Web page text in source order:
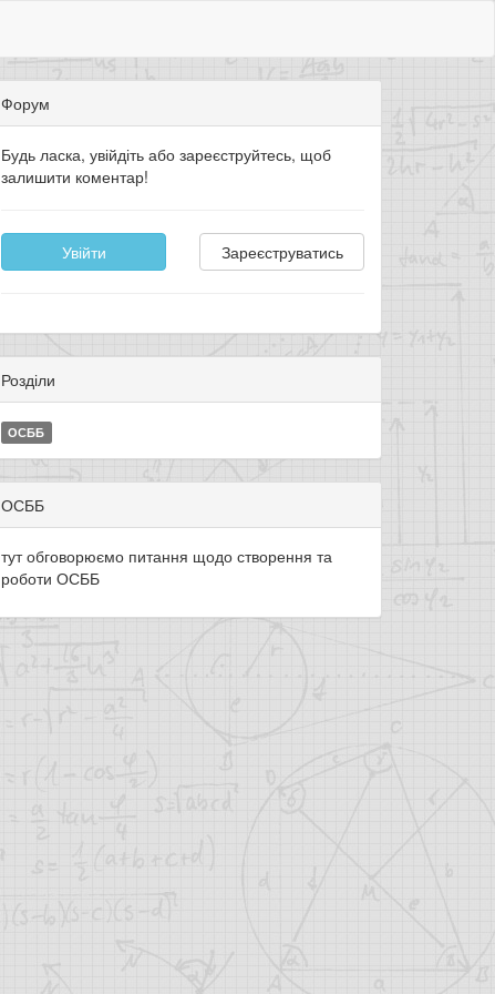
Форум
Будь ласка, увійдіть або зареєструйтесь, щоб
залишити коментар!
Увійти Зареєструватись
Розділи
ОСББ
ОСББ
тут обговорюємо питання щодо створення та
роботи ОСББ